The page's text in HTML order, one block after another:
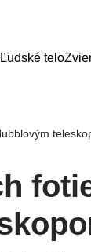
Ľudské telo